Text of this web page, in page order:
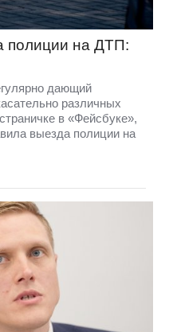
полиции на ДТП:
дающий
различных
в «Фейсбуке»,
выезда полиции на